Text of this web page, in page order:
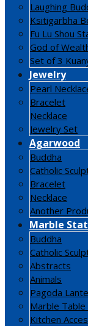
Laughing
Ksitigarbha
Fu Lu Shou
God of
Set of 3
Jewelry
Pearl
Bracelet
Necklace
Jewelry Set
Agarwood
Buddha
Catholic
Bracelet
Necklace
Another
Marble
Buddha
Catholic
Abstracts
Animals
Pagoda
Marble Table
Kitchen